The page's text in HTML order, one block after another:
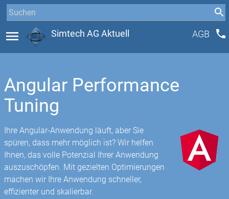
menu Simtech AG Aktuell AGB phone
Angular Performance
Tuning
Ihre Angular-Anwendung läuft, aber Sie
spüren, dass mehr möglich ist? Wir helfen
Ihnen, das volle Potenzial Ihrer Anwendung
auszuschöpfen. Mit gezielten Optimierungen
machen wir Ihre Anwendung schneller,
effizienter und skalierbar.